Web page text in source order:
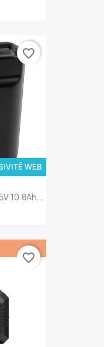
10.8Ah...
WEB
favorite_border
favorite_border